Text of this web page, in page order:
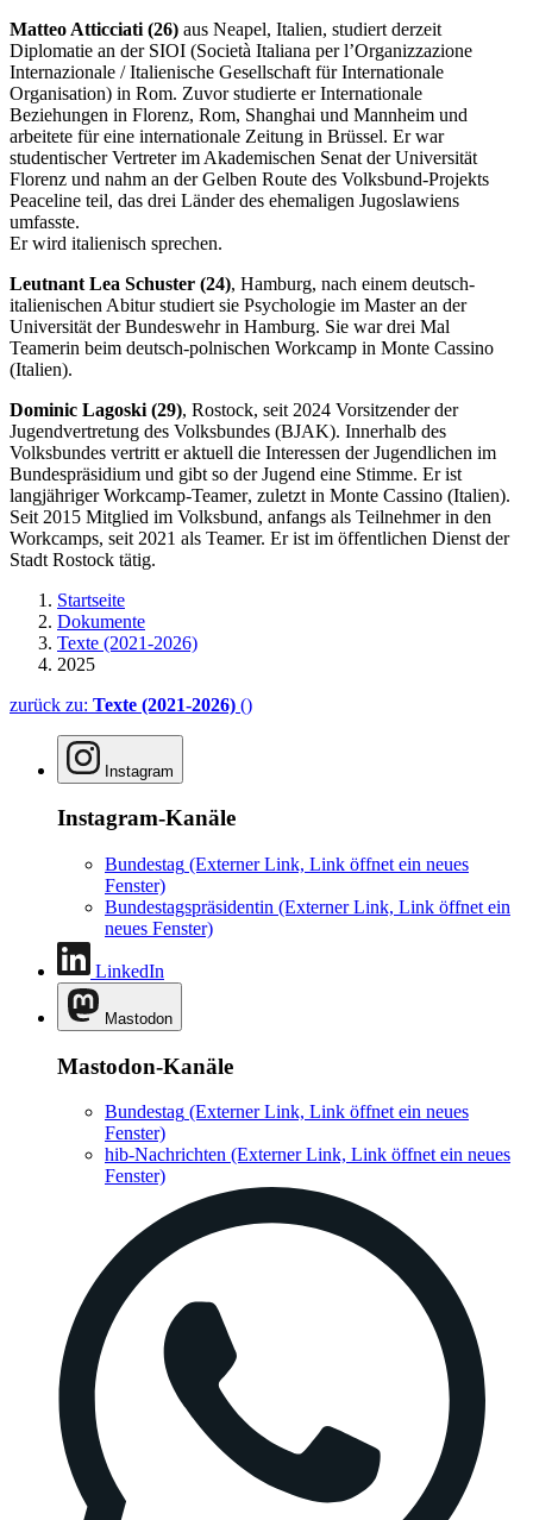
Matteo Atticciati (26) aus Neapel, Italien, studiert derzeit
Diplomatie an der SIOI (Società Italiana per l’Organizzazione
Internazionale / Italienische Gesellschaft für Internationale
Organisation) in Rom. Zuvor studierte er Internationale
Beziehungen in Florenz, Rom, Shanghai und Mannheim und
arbeitete für eine internationale Zeitung in Brüssel. Er war
studentischer Vertreter im Akademischen Senat der Universität
Florenz und nahm an der Gelben Route des Volksbund-Projekts
Peaceline teil, das drei Länder des ehemaligen Jugoslawiens
umfasste.
Er wird italienisch sprechen.
Leutnant Lea Schuster (24), Hamburg, nach einem deutsch-
italienischen Abitur studiert sie Psychologie im Master an der
Universität der Bundeswehr in Hamburg. Sie war drei Mal
Teamerin beim deutsch-polnischen Workcamp in Monte Cassino
(Italien).
Dominic Lagoski (29), Rostock, seit 2024 Vorsitzender der
Jugendvertretung des Volksbundes (BJAK). Innerhalb des
Volksbundes vertritt er aktuell die Interessen der Jugendlichen im
Bundespräsidium und gibt so der Jugend eine Stimme. Er ist
langjährigerWorkcamp-Teamer, zuletzt in Monte Cassino (Italien).
Seit 2015 Mitglied im Volksbund, anfangs als Teilnehmer in den
Workcamps, seit 2021 als Teamer. Er ist im öffentlichen Dienst der
Stadt Rostock tätig.
Startseite
Dokumente
Texte (2021-2026)
2025
zurück zu: Texte (2021-2026) ()
Instagram
Instagram-Kanäle
Bundestag (Externer Link, Link öffnet ein neues
Fenster)
Bundestagspräsidentin (Externer Link, Link öffnet ein
neues Fenster)
LinkedIn
Mastodon
Mastodon-Kanäle
Bundestag (Externer Link, Link öffnet ein neues
Fenster)
hib-Nachrichten (Externer Link, Link öffnet ein neues
Fenster)